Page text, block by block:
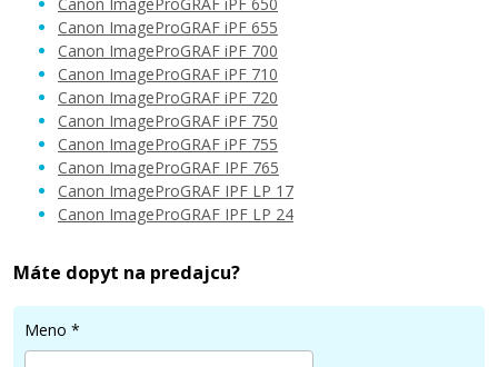
Pridať do košíka
Kompatibilná náplň s Canon PFI-102MBK
(Matne čierna)
Kompatibilná náplň
Canon ImageProGRAF iPF 655
Canon ImageProGRAF iPF 700
Canon ImageProGRAF iPF 710
Canon ImageProGRAF iPF 720
Canon ImageProGRAF iPF 750
Canon ImageProGRAF iPF 755
Canon ImageProGRAF IPF 765
Canon ImageProGRAF IPF LP 17
Canon ImageProGRAF IPF LP 24
Máte dopyt na predajcu?
Meno *